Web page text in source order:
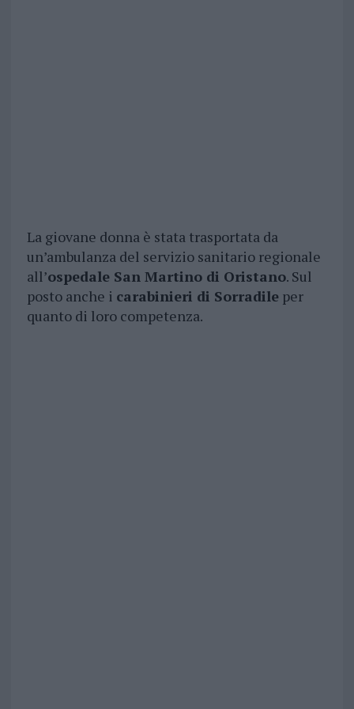
La giovane donna è stata trasportata da
un’ambulanza del servizio sanitario regionale
all’ospedale San Martino di Oristano. Sul
posto anche i carabinieri di Sorradileper
quanto di loro competenza.